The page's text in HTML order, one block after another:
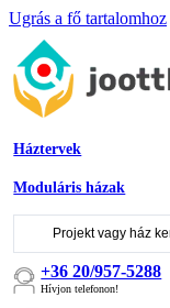
Ugrás a fő tartalomhoz
Háztervek
Moduláris házak
+36 20/957-5288
Hívjon telefonon!